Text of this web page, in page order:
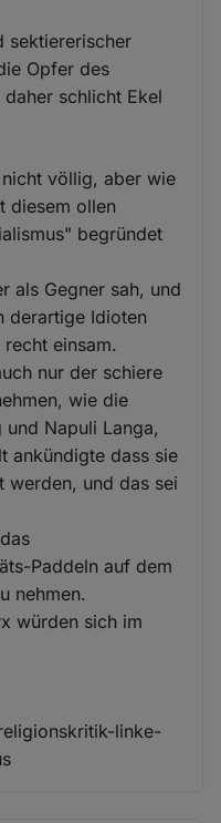
sektiererischer
Opfer des
schlicht Ekel
völlig, aber wie
diesem ollen
begründet
als Gegner sah, und
derartige Idioten
einsam.
nur der schiere
wie die
Napuli Langa,
ankündigte dass sie
werden, und das sei
Paddeln auf dem
nehmen.
würden sich im
linke-